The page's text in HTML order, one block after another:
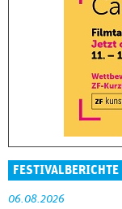
FESTIVALBERICHTE
06.08.2026